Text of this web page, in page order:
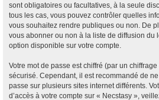
sont obligatoires ou facultatives, à la seule
tous les cas, vous pouvez contrôler quelles
vous souhaitez rendre publiques ou non. De
vous abonner ou non à la liste de diffusion du
option disponible sur votre compte.
Votre mot de passe est chiffré (par un
sécurisé. Cependant, il est recommandé de
passe sur plusieurs sites internet différents.
d’accès à votre compte sur « Necstasy »,